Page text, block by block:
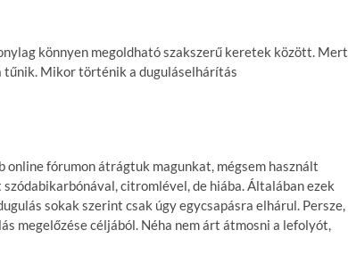
könnyen megoldható szakszerű keretek között. Mert
tűnik. Mikor történik a duguláselhárítás
fórumon átrágtuk magunkat, mégsem használt
citromlével, de hiába. Általában ezek
sokak szerint csak úgy egycsapásra elhárul. Persze,
megelőzése céljából. Néha nem árt átmosni a lefolyót,